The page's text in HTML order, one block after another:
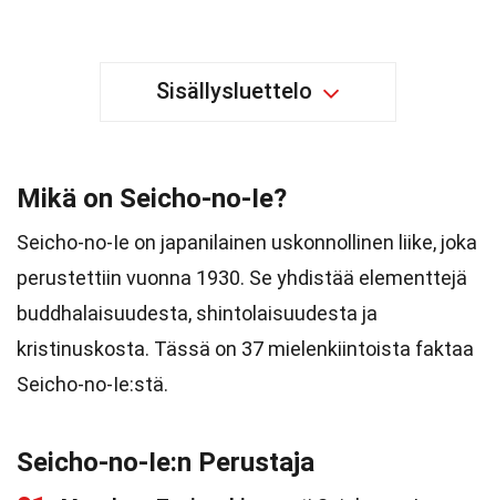
Sisällysluettelo
Mikä on Seicho-no-Ie?
Seicho-no-Ie on japanilainen uskonnollinen liike, joka
perustettiin vuonna 1930. Se yhdistää elementtejä
buddhalaisuudesta, shintolaisuudesta ja
kristinuskosta. Tässä on 37 mielenkiintoista faktaa
Seicho-no-Ie:stä.
Seicho-no-Ie:n Perustaja